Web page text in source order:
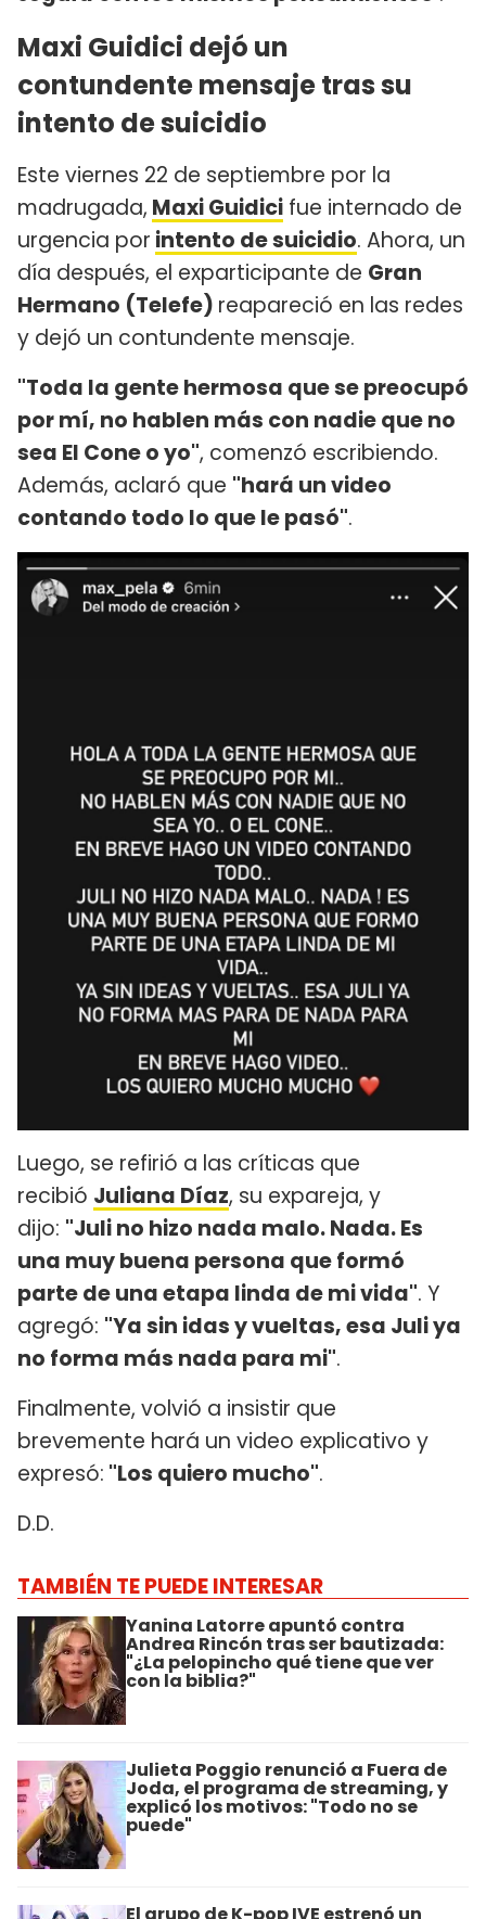
Maxi Guidici dejó un
contundente mensaje tras su
intento de suicidio
Este viernes 22 de septiembre por la
madrugada, Maxi Guidici fue internado de
urgencia por intento de suicidio. Ahora, un
día después, el exparticipante de Gran
Hermano (Telefe) reapareció en las redes
y dejó un contundente mensaje.
"Toda la gente hermosa que se preocupó
por mí, no hablen más con nadie que no
sea El Cone o yo", comenzó escribiendo.
Además, aclaró que "hará un video
contando todo lo que le pasó".
Luego, se refirió a las críticas que
recibió Juliana Díaz, su expareja, y
dijo: "Juli no hizo nada malo. Nada. Es
una muy buena persona que formó
parte de una etapa linda de mi vida". Y
agregó: "Ya sin idas y vueltas, esa Juli ya
no forma más nada para mi".
Finalmente, volvió a insistir que
brevemente hará un video explicativo y
expresó: "Los quiero mucho".
D.D.
TAMBIÉN TE PUEDE INTERESAR
Yanina Latorre apuntó contra
Andrea Rincón tras ser bautizada:
"¿La pelopincho qué tiene que ver
con la biblia?"
Julieta Poggio renunció a Fuera de
Joda, el programa de streaming, y
explicó los motivos: "Todo no se
puede"
El grupo de K-pop IVE estrenó un